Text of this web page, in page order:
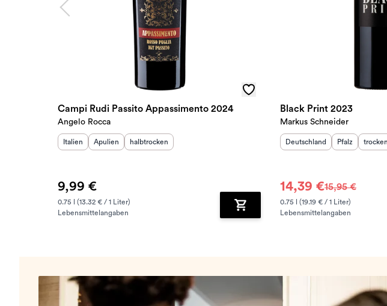
Campi Rudi Passito Appassimento 2024
Angelo Rocca
Herkunftsland:
Italien Herkunftsregion:
Apulien Geschmack:
halbtrocken
9,99 €
0.75 l (13.32 € / 1 Liter)
Lebensmittelangaben
Zum Warenkorb hinzufügen
Black Print 2023
Markus Schneider
Herkunftsland
Deutschland Herkunftsregion
Pfalz trocken
14,39 €15,95 €
0.75 l (19.19 € / 1 Liter)
Lebensmittelangaben